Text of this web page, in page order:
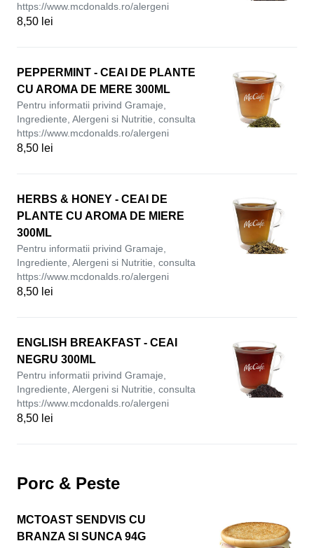
https://www.mcdonalds.ro/alergeni
8,50 lei
PEPPERMINT - CEAI DE PLANTE
CU AROMA DE MERE 300ML
Pentru informatii privind Gramaje,
Ingrediente, Alergeni si Nutritie, consulta
https://www.mcdonalds.ro/alergeni
8,50 lei
HERBS & HONEY - CEAI DE
PLANTE CU AROMA DE MIERE
300ML
Pentru informatii privind Gramaje,
Ingrediente, Alergeni si Nutritie, consulta
https://www.mcdonalds.ro/alergeni
8,50 lei
ENGLISH BREAKFAST - CEAI
NEGRU 300ML
Pentru informatii privind Gramaje,
Ingrediente, Alergeni si Nutritie, consulta
https://www.mcdonalds.ro/alergeni
8,50 lei
Porc & Peste
MCTOAST SENDVIS CU
BRANZA SI SUNCA 94G